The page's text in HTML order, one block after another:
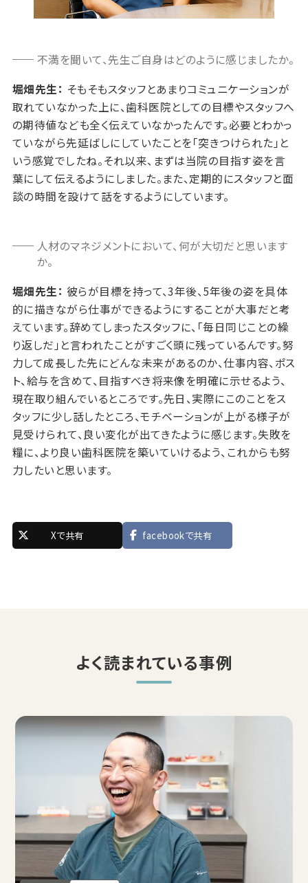
不満を聞いて、先生ご自身はどのように感じましたか。
堀畑先生： そもそもスタッフとあまりコミュニケーションが
取れていなかった上に、歯科医院としての目標やスタッフへ
の期待値なども全く伝えていなかったんです。必要とわかっ
ていながら先延ばしにしていたことを「突きつけられた」と
いう感覚でしたね。それ以来、まずは当院の目指す姿を言
葉にして伝えるようにしました。また、定期的にスタッフと面
談の時間を設けて話をするようにしています。
人材のマネジメントにおいて、何が大切だと思います
か。
堀畑先生： 彼らが目標を持って、3年後、5年後の姿を具体
的に描きながら仕事ができるようにすることが大事だと考
えています。辞めてしまったスタッフに、「毎日同じことの繰
り返しだ」と言われたことがすごく頭に残っているんです。努
力して成長した先にどんな未来があるのか、仕事内容、ポス
ト、給与を含めて、目指すべき将来像を明確に示せるよう、
現在取り組んでいるところです。先日、実際にこのことをス
タッフに少し話したところ、モチベーションが上がる様子が
見受けられて、良い変化が出てきたように感じます。失敗を
糧に、より良い歯科医院を築いていけるよう、これからも努
力したいと思います。
Xで共有 facebookで共有
よく読まれている事例